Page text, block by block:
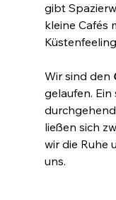
gibt
kleine Cafés
Wir sind den
gelaufen.
ließen sich
wir die Ruhe
uns.